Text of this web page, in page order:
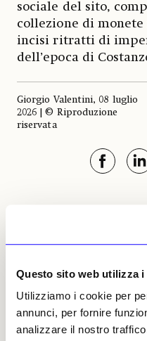
Questo sito web utilizza i
Utilizziamo i cookie per
annunci, per fornire
analizzare il nostro
sociale del sito,
collezione di monete
incisi ritratti di
dell’epoca di
Giorgio Valentini, 08 luglio
2026 | © Riproduzione
riservata
Altri articoli